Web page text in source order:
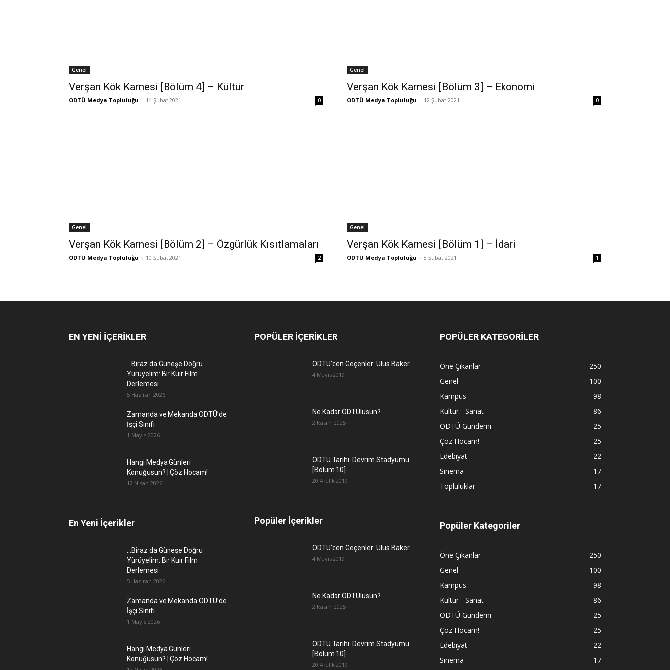
Genel
Verşan Kök Karnesi [Bölüm 4] – Kültür
ODTÜ Medya Topluluğu - 14 Şubat 2021 0
Genel
Verşan Kök Karnesi [Bölüm 3] – Ekonomi
ODTÜ Medya Topluluğu - 12 Şubat 2021 0
Genel
Verşan Kök Karnesi [Bölüm 2] – Özgürlük Kısıtlamaları
ODTÜ Medya Topluluğu - 10 Şubat 2021 2
Genel
Verşan Kök Karnesi [Bölüm 1] – İdari
ODTÜ Medya Topluluğu - 8 Şubat 2021 1
EN YENİ İÇERİKLER
…Biraz da Güneşe Doğru
Yürüyelim: Bir Kuir Film
Derlemesi
5 Haziran 2026
Zamanda ve Mekanda ODTÜ’de
İşçi Sınıfı
1 Mayıs 2026
Hangi Medya Günleri
Konuğusun? | Çöz Hocam!
12 Nisan 2026
En Yeni İçerikler
…Biraz da Güneşe Doğru
Yürüyelim: Bir Kuir Film
Derlemesi
5 Haziran 2026
Zamanda ve Mekanda ODTÜ’de
İşçi Sınıfı
1 Mayıs 2026
Hangi Medya Günleri
Konuğusun? | Çöz Hocam!
POPÜLER İÇERİKLER
ODTÜ’den Geçenler: Ulus Baker
4 Mayıs 2019
Ne Kadar ODTÜlüsün?
2 Kasım 2025
ODTÜ Tarihi: Devrim Stadyumu
[Bölüm 10]
20 Aralık 2019
Popüler İçerikler
ODTÜ’den Geçenler: Ulus Baker
4 Mayıs 2019
Ne Kadar ODTÜlüsün?
2 Kasım 2025
ODTÜ Tarihi: Devrim Stadyumu
[Bölüm 10]
20 Aralık 2019
POPÜLER KATEGORİLER
Öne Çıkanlar
250
Genel
100
Kampüs
98
Kültür - Sanat
86
ODTÜ Gündemi
25
Çöz Hocam!
25
Edebiyat
22
Sinema
17
Topluluklar
17
Popüler Kategoriler
Öne Çıkanlar
250
Genel
100
Kampüs
98
Kültür - Sanat
86
ODTÜ Gündemi
25
Çöz Hocam!
25
Edebiyat
22
Sinema
17